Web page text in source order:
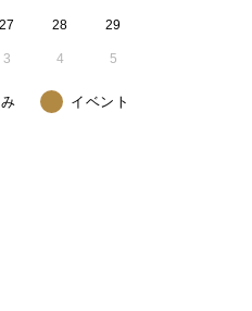
27 28 29
3 4 5
イベント